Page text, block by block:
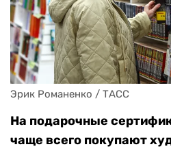
Эрик Романенко / ТАСС
На подарочные
чаще всего покупают